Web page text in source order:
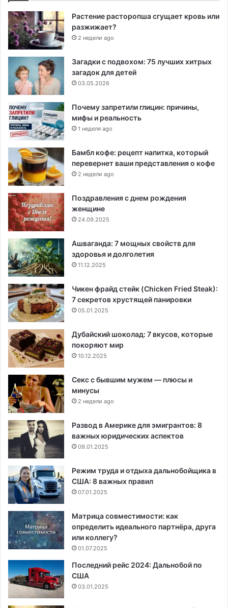
Растение расторопша сгущает кровь или
разжижает?
2 недели ago
Загадки с подвохом: 75 лучших хитрых
загадок для детей
03.05.2026
Почему запретили глицин: причины,
мифы и реальность
1 неделя ago
Бамбл кофе: рецепт напитка, который
перевернет ваши представления о кофе
2 недели ago
Поздравления с днем рождения
женщине
24.09.2025
Ашваганда: 7 мощных свойств для
здоровья и долголетия
11.12.2025
Чикен фрайд стейк (Chicken Fried Steak):
7 секретов хрустящей панировки
05.01.2025
Дубайский шоколад: 7 вкусов, которые
покоряют мир
10.12.2025
Секс с бывшим мужем — плюсы и
минусы
2 недели ago
Развод в Америке для эмигрантов: 8
важных юридических аспектов
09.01.2025
Режим труда и отдыха дальнобойщика в
США: 8 важных правил
07.01.2025
Матрица совместимости: как
определить идеального партнёра, друга
или коллегу?
01.07.2025
Последний рейс 2024: Дальнобой по
США
03.01.2025